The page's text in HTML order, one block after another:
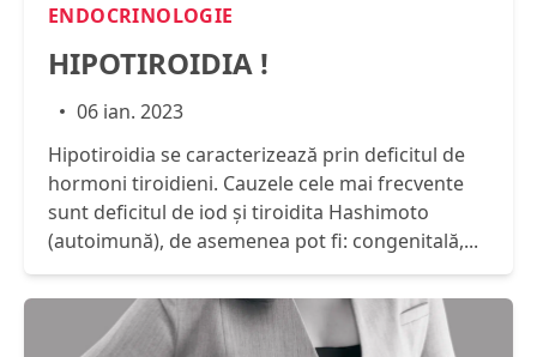
ENDOCRINOLOGIE
HIPOTIROIDIA !
06 ian. 2023
Hipotiroidia se caracterizează prin deficitul de
hormoni tiroidieni. Cauzele cele mai frecvente
sunt deficitul de iod şi tiroidita Hashimoto
(autoimună), de asemenea pot fi: congenitală,...